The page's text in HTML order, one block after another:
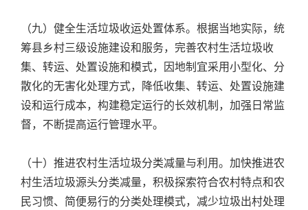
（九）健全生活垃圾收运处置体系。根据当地实际，统
筹县乡村三级设施建设和服务，完善农村生活垃圾收
集、转运、处置设施和模式，因地制宜采用小型化、分
散化的无害化处理方式，降低收集、转运、处置设施建
设和运行成本，构建稳定运行的长效机制，加强日常监
督，不断提高运行管理水平。
（十）推进农村生活垃圾分类减量与利用。加快推进农
村生活垃圾源头分类减量，积极探索符合农村特点和农
民习惯、简便易行的分类处理模式，减少垃圾出村处理